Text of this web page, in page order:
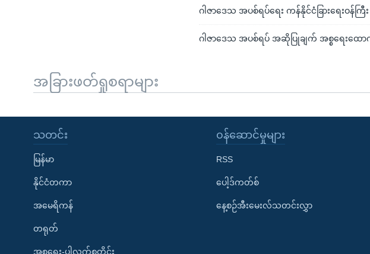
ဂါဇာဒေသ အပစ်ရပ်ရေး ကန်နိုင်ငံခြားရေးဝန်ကြီး
ဂါဇာဒေသ အပစ်ရပ် အဆိုပြုချက် အစ္စရေးထောက်
အခြားဖတ်ရှုစရာများ
သတင်း
မြန်မာ
နိုင်ငံတကာ
အမေရိကန်
တရုတ်
အစ္စရေး-ပါလက်စတိုင်း
၀န်ဆောင်မှုများ
RSS
ပေါ့ဒ်ကတ်စ်
နေ့စဉ်အီးမေးလ်သတင်းလွှာ